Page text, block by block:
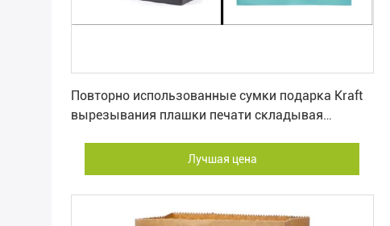
Повторно использованные сумки подарка Kraft
вырезывания плашки печати складывая
Лучшая цена